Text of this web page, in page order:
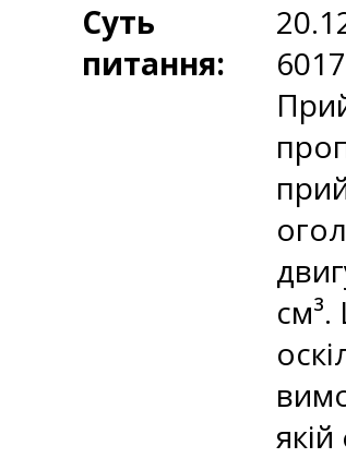
Суть
питання: